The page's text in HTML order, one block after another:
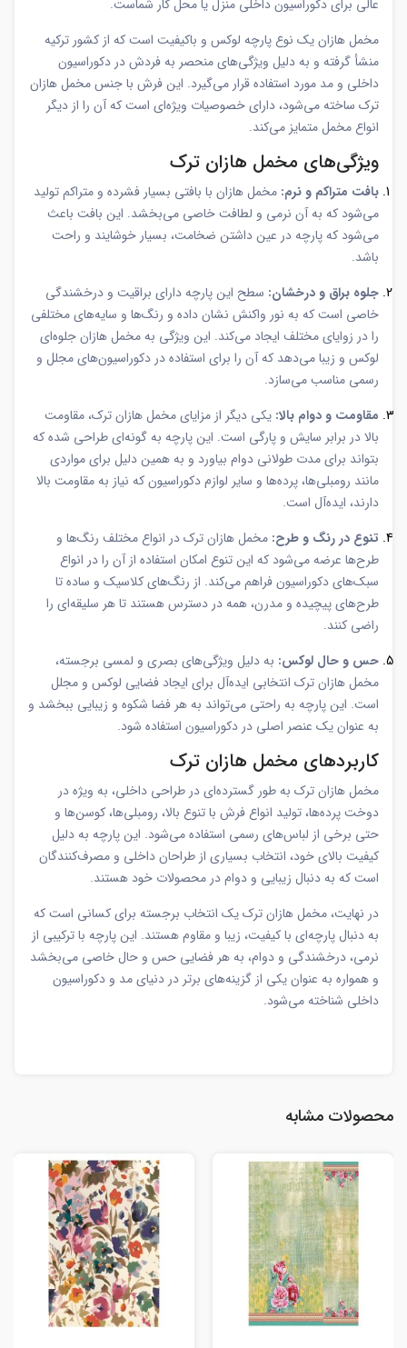
عالی برای دکوراسیون داخلی منزل یا محل کار شماست.
مخمل هازان یک نوع پارچه لوکس و باکیفیت است که از کشور ترکیه
منشأ گرفته و به دلیل ویژگی‌های منحصر به فردش در دکوراسیون
داخلی و مد مورد استفاده قرار می‌گیرد. این فرش با جنس مخمل هازان
ترک ساخته می‌شود، دارای خصوصیات ویژه‌ای است که آن را از دیگر
انواع مخمل متمایز می‌کند.
ویژگی‌های مخمل هازان ترک
بافت متراکم و نرم: مخمل هازان با بافتی بسیار فشرده و متراکم تولید
می‌شود که به آن نرمی و لطافت خاصی می‌بخشد. این بافت باعث
می‌شود که پارچه در عین داشتن ضخامت، بسیار خوشایند و راحت
باشد.
جلوه براق و درخشان: سطح این پارچه دارای براقیت و درخشندگی
خاصی است که به نور واکنش نشان داده و رنگ‌ها و سایه‌های مختلفی
را در زوایای مختلف ایجاد می‌کند. این ویژگی به مخمل هازان جلوه‌ای
لوکس و زیبا می‌دهد که آن را برای استفاده در دکوراسیون‌های مجلل و
رسمی مناسب می‌سازد.
مقاومت و دوام بالا: یکی دیگر از مزایای مخمل هازان ترک، مقاومت
بالا در برابر سایش و پارگی است. این پارچه به گونه‌ای طراحی شده که
بتواند برای مدت طولانی دوام بیاورد و به همین دلیل برای مواردی
مانند رومبلی‌ها، پرده‌ها و سایر لوازم دکوراسیون که نیاز به مقاومت بالا
دارند، ایده‌آل است.
تنوع در رنگ و طرح: مخمل هازان ترک در انواع مختلف رنگ‌ها و
طرح‌ها عرضه می‌شود که این تنوع امکان استفاده از آن را در انواع
سبک‌های دکوراسیون فراهم می‌کند. از رنگ‌های کلاسیک و ساده تا
طرح‌های پیچیده و مدرن، همه در دسترس هستند تا هر سلیقه‌ای را
راضی کنند.
حس و حال لوکس: به دلیل ویژگی‌های بصری و لمسی برجسته،
مخمل هازان ترک انتخابی ایده‌آل برای ایجاد فضایی لوکس و مجلل
است. این پارچه به راحتی می‌تواند به هر فضا شکوه و زیبایی ببخشد و
به عنوان یک عنصر اصلی در دکوراسیون استفاده شود.
کاربردهای مخمل هازان ترک
مخمل هازان ترک به طور گسترده‌ای در طراحی داخلی، به ویژه در
دوخت پرده‌ها، تولید انواع فرش با تنوع بالا، رومبلی‌ها، کوسن‌ها و
حتی برخی از لباس‌های رسمی استفاده می‌شود. این پارچه به دلیل
کیفیت بالای خود، انتخاب بسیاری از طراحان داخلی و مصرف‌کنندگان
است که به دنبال زیبایی و دوام در محصولات خود هستند.
در نهایت، مخمل هازان ترک یک انتخاب برجسته برای کسانی است که
به دنبال پارچه‌ای با کیفیت، زیبا و مقاوم هستند. این پارچه با ترکیبی از
نرمی، درخشندگی و دوام، به هر فضایی حس و حال خاصی می‌بخشد
و همواره به عنوان یکی از گزینه‌های برتر در دنیای مد و دکوراسیون
داخلی شناخته می‌شود.
محصولات مشابه